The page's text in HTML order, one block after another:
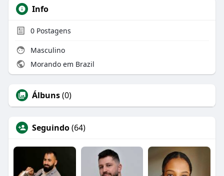
Info
0Postagens
Masculino
Morando em Brazil
Álbuns(0)
Seguindo(64)